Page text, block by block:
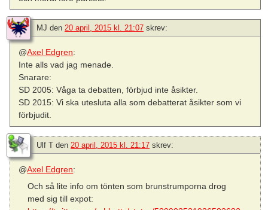
MJ den 20 april, 2015 kl. 21:07 skrev:
@Axel Edgren:
Inte alls vad jag menade.
Snarare:
SD 2005: Våga ta debatten, förbjud inte åsikter.
SD 2015: Vi ska utesluta alla som debatterat åsikter som vi
förbjudit.
Ulf T den 20 april, 2015 kl. 21:17 skrev:
@Axel Edgren:
Och så lite info om tönten som brunstrumporna drog
med sig till expot: